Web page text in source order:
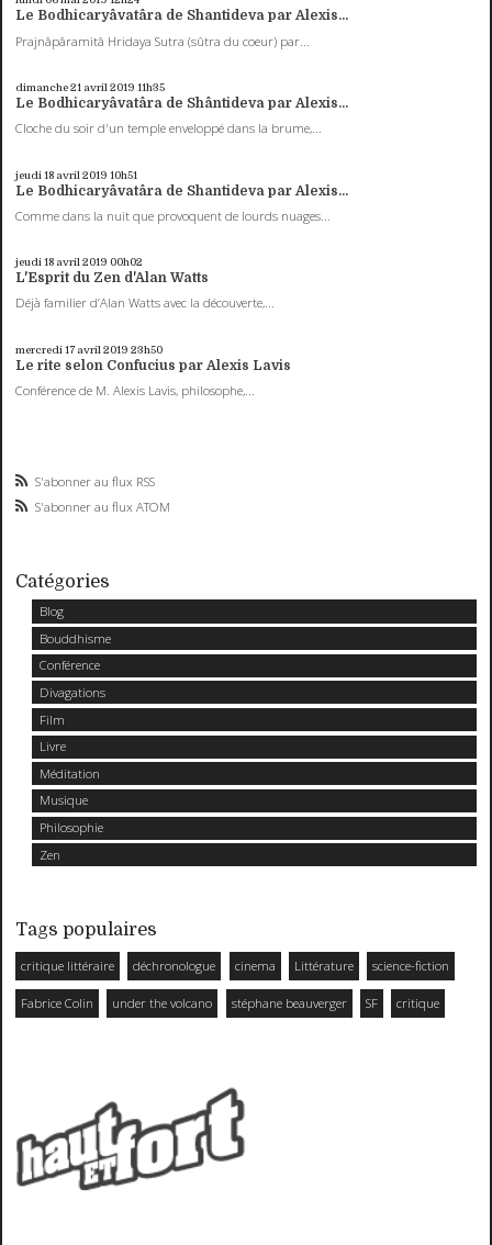
Le Bodhicaryâvatâra de Shantideva par Alexis...
Prajnâpâramitâ Hridaya Sutra (sûtra du coeur) par...
dimanche 21 avril 2019 11h35
Le Bodhicaryâvatâra de Shântideva par Alexis...
Cloche du soir d'un temple enveloppé dans la brume,...
jeudi 18 avril 2019 10h51
Le Bodhicaryâvatâra de Shantideva par Alexis...
Comme dans la nuit que provoquent de lourds nuages...
jeudi 18 avril 2019 00h02
L'Esprit du Zen d'Alan Watts
Déjà familier d’Alan Watts avec la découverte,...
mercredi 17 avril 2019 23h50
Le rite selon Confucius par Alexis Lavis
Conférence de M. Alexis Lavis, philosophe,...
S'abonner au flux RSS
S'abonner au flux ATOM
Catégories
Blog
Bouddhisme
Conférence
Divagations
Film
Livre
Méditation
Musique
Philosophie
Zen
Tags populaires
critique littéraire déchronologue cinema Littérature science-fiction
Fabrice Colin under the volcano stéphane beauverger SF critique